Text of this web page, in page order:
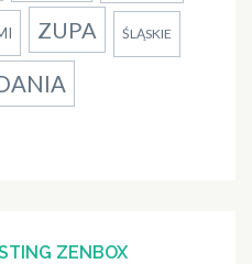
ZUPA ŚLĄSKIE
ZENBOX